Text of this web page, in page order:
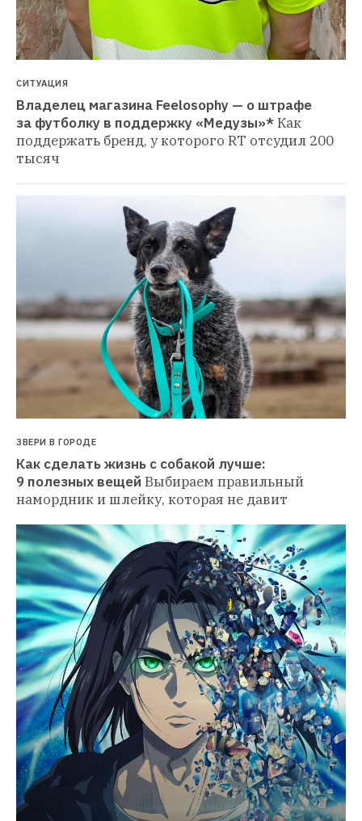
СИТУАЦИЯ
Владелец магазина Feelosophy — о штрафе
за футболку в поддержку «Медузы»*Как
поддержать бренд, у которого RT отсудил 200
тысяч
ЗВЕРИ В ГОРОДЕ
Как сделать жизнь с собакой лучше:
9 полезных вещей Выбираем правильный
намордник и шлейку, которая не давит